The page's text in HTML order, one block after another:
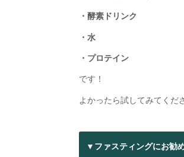
・酵素ドリンク
・水
・プロテイン
です！
よかったら試してみてくだ
▼ファスティングにお勧